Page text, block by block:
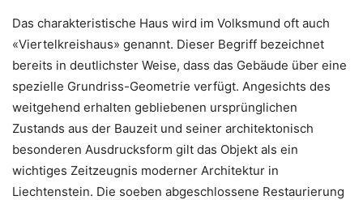
Das charakteristische Haus wird im Volksmund oft auch
«Viertelkreishaus» genannt. Dieser Begriff bezeichnet
bereits in deutlichster Weise, dass das Gebäude über eine
spezielle Grundriss-Geometrie verfügt. Angesichts des
weitgehend erhalten gebliebenen ursprünglichen
Zustands aus der Bauzeit und seiner architektonisch
besonderen Ausdrucksform gilt das Objekt als ein
wichtiges Zeitzeugnis moderner Architektur in
Liechtenstein. Die soeben abgeschlossene Restaurierung